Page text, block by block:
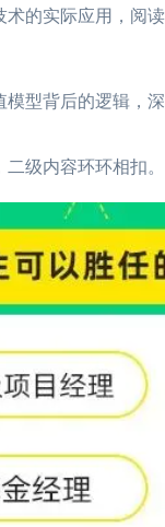
实际应用，阅读
背后的逻辑，
内容环环相扣
CFA报名时间汇总
CFA考试报考指南
CFA考试科目介绍